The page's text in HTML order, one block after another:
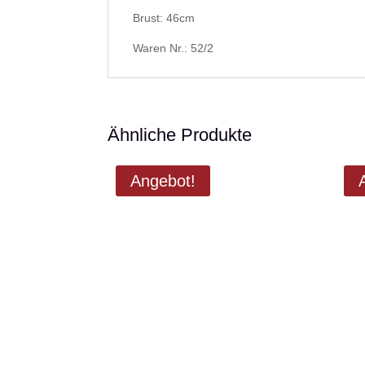
Brust: 46cm
Waren Nr.: 52/2
Ähnliche Produkte
Angebot!